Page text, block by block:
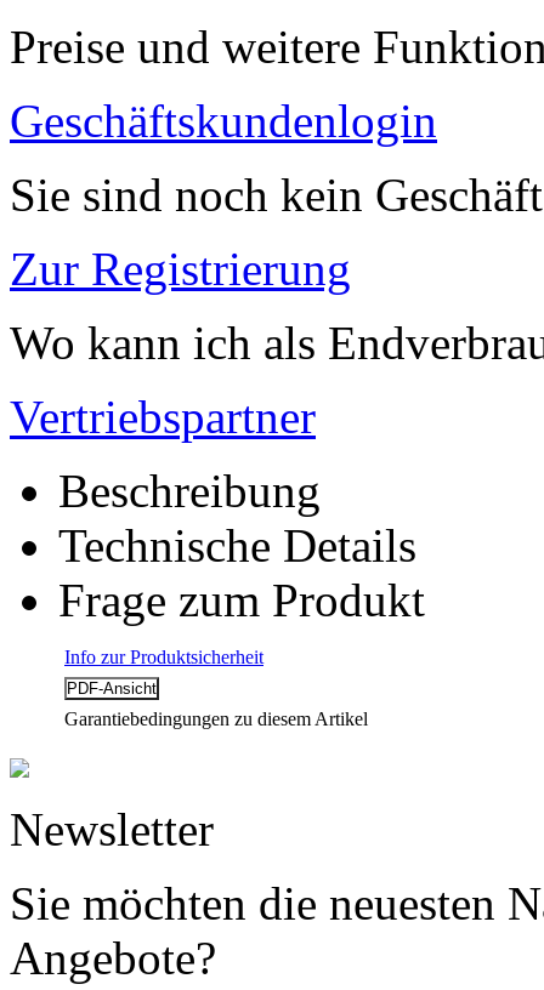
Preise und weitere
Geschäftskundenlogin
Sie sind noch kein
Zur Registrierung
Wo kann ich als
Vertriebspartner
Beschreibung
Technische Details
Frage zum Produkt
Info zur Produktsicherheit
Garantiebedingungen zu diesem Artikel
Newsletter
Sie möchten die neuesten
Angebote?